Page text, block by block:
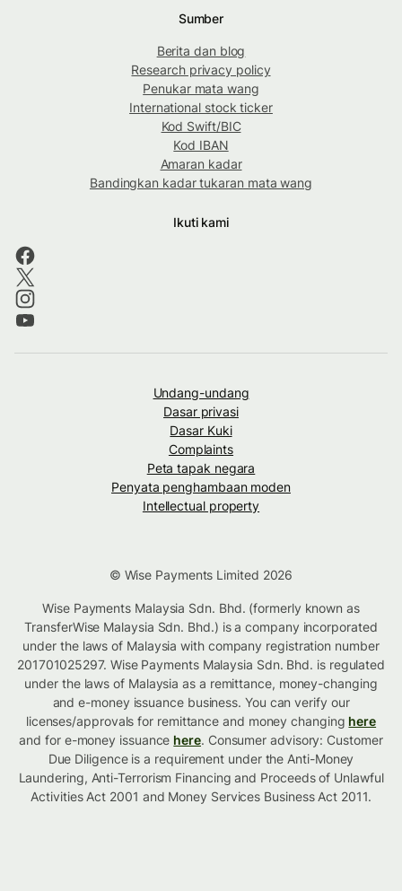
Sumber
Berita dan blog
Research privacy policy
Penukar mata wang
International stock ticker
Kod Swift/BIC
Kod IBAN
Amaran kadar
Bandingkan kadar tukaran mata wang
Ikuti kami
Undang-undang
Dasar privasi
Dasar Kuki
Complaints
Peta tapak negara
Penyata penghambaan moden
Intellectual property
© Wise Payments Limited 2026
Wise Payments Malaysia Sdn. Bhd. (formerly known as
TransferWise Malaysia Sdn. Bhd.) is a company incorporated
under the laws of Malaysia with company registration number
201701025297. Wise Payments Malaysia Sdn. Bhd. is regulated
under the laws of Malaysia as a remittance, money-changing
and e-money issuance business. You can verify our
licenses/approvals for remittance and money changing here
and for e-money issuance here. Consumer advisory: Customer
Due Diligence is a requirement under the Anti-Money
Laundering, Anti-Terrorism Financing and Proceeds of Unlawful
Activities Act 2001 and Money Services Business Act 2011.